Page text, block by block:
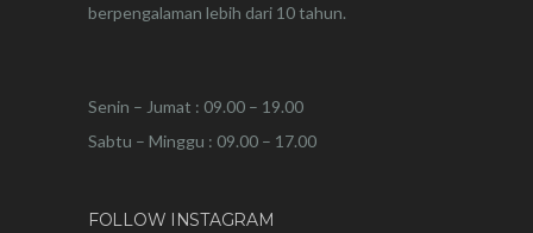
berpengalaman lebih dari 10 tahun.
Senin – Jumat : 09.00 – 19.00
Sabtu – Minggu : 09.00 – 17.00
FOLLOW INSTAGRAM